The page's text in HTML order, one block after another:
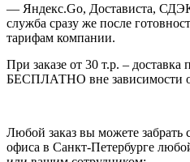
— Яндекс.Go, Достависта,
служба сразу же после
тарифам компании.
При заказе от 30 т.р. – доставка
БЕСПЛАТНО вне зависимости
Любой заказ вы можете забрать
офиса в Санкт-Петербурге